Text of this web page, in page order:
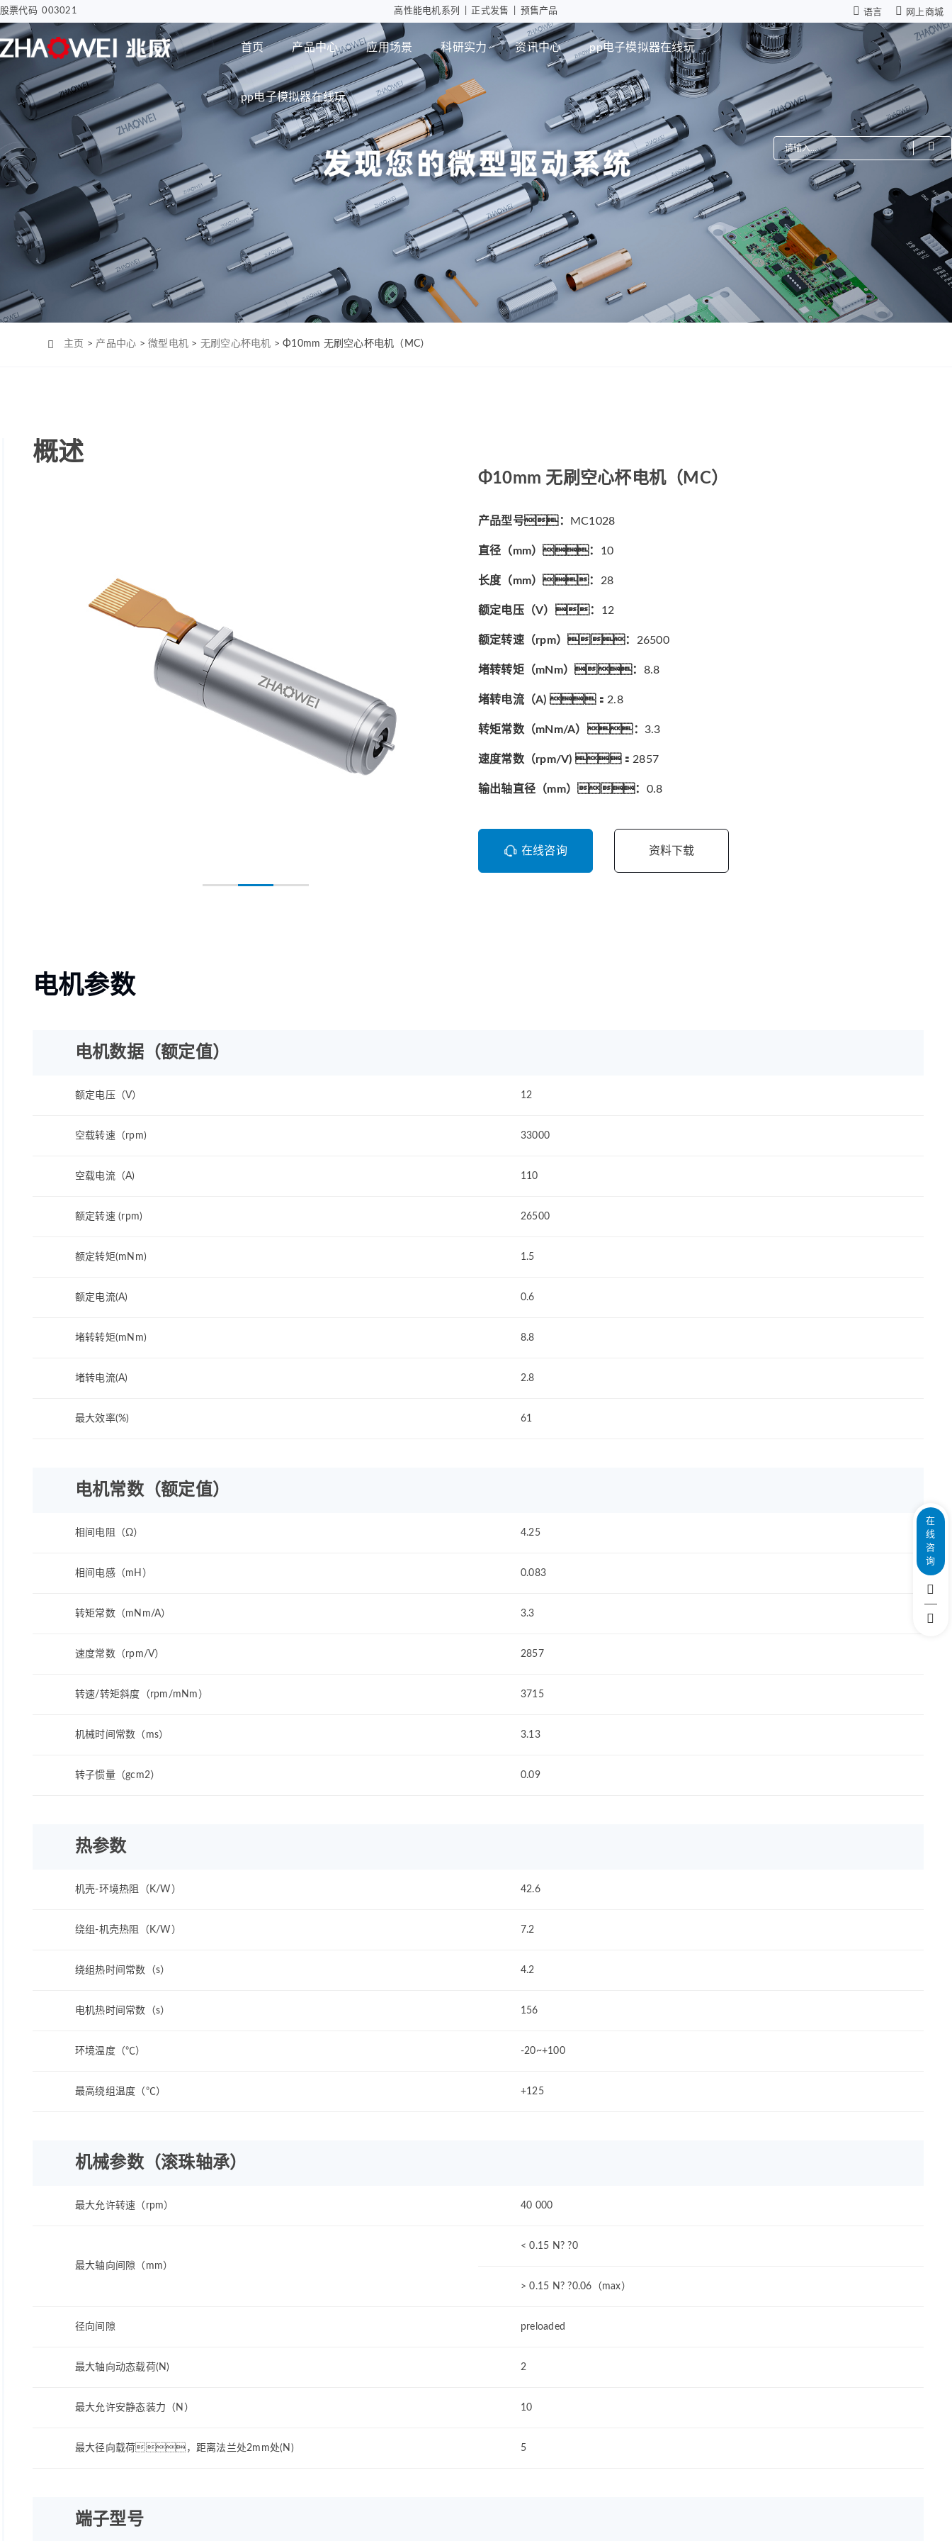
股票代码 003021 高性能电机系列 正式发售 预售产品 语言 网上商城
首页 产品中心
步进电机
电机
拇指并排直线电机
Φ12mm拇指直线电机
Φ12mm掌心直线电
Φ12mm掌心直线电
Φ8mm 编码器
Φ12mm 编码器
Φ22mm 编码器
Φ38mm 编码器
无刷空心杯电机
Φ4mm（MC0408）
Φ6mm（CL0623）
Φ22mm（MC2250）
行星减速箱
PD版本
ZWPD Φ4.3mm系列
ZWPD Φ6mm系列
ZWPD Φ8mm系列
ZWPD Φ10mm系列
ZWPD Φ12mm系列
ZWPD Φ16mm系列
ZWPD Φ20mm系列
MD版本
ZWMD Φ3.4mm系列
ZWMD Φ4.3mm系列
ZWMD Φ6mm系列
ZWMD Φ8mm系列
ZWMD Φ10mm系列
ZWMD Φ12mm系列
ZWMD Φ38mm系列
行星减速箱（高性能版）
ZWSMD Φ4mm系列
ZWSMD Φ6mm系列
ZWSMD Φ8mm系列
ZWSMD Φ10mm系列
ZWSMD Φ12mm系列
ZWSMD Φ16mm系列
ZWSMD Φ19mm系列
零背隙齿轮箱
电路板
应用场景
智能汽车屏幕解决方案
电子驻车MGU
智能尾门伸缩
骨科手术创面清洗泵
胰岛素注射泵
工业自动化
高性能电机应用
智能消费
摄像头模组
微型瞳距调节驱动系统
机器人
仿生机器人灵巧手
科研实力
研发实力 设计实力 智能制造 检测能力
资讯中心
企业动态 展会活动 行业资讯 常见问题
pp电子模拟器在线玩
公司介绍 可持续发展
pp电子模拟器在
pp电子模拟器在线玩
主页 > 产品中心 >微型电机 > 无刷空心杯电机 > Φ10mm 无刷空心杯电机（MC）
概述
Φ10mm 无刷空心杯电机（MC）
产品型号： MC1028
直径（mm）： 10
长度（mm）： 28
额定电压（V）： 12
额定转速（rpm）： 26500
堵转转矩（mNm）： 8.8
堵转电流（A) ： 2.8
转矩常数（mNm/A）： 3.3
速度常数（rpm/V) ： 2857
输出轴直径（mm）： 0.8
在线咨询 资料下载
电机参数
电机数据（额定值）
额定电压（V） 12
空载转速（rpm) 33000
空载电流（A) 110
额定转速 (rpm) 26500
额定转矩(mNm) 1.5
额定电流(A) 0.6
堵转转矩(mNm) 8.8
堵转电流(A) 2.8
最大效率(%) 61
电机常数（额定值）
相间电阻（Ω） 4.25
相间电感（mH） 0.083
转矩常数（mNm/A） 3.3
速度常数（rpm/V） 2857
转速/转矩斜度（rpm/mNm） 3715
机械时间常数（ms） 3.13
转子惯量（gcm2） 0.09
热参数
机壳-环境热阻（K/W） 42.6
绕组-机壳热阻（K/W） 7.2
绕组热时间常数（s） 4.2
电机热时间常数（s） 156
环境温度（℃） -20~+100
最高绕组温度（℃） +125
机械参数（滚珠轴承）
最大允许转速（rpm） 40 000
最大轴向间隙（mm）
< 0.15 N? ?0
> 0.15 N? ?0.06（max）
径向间隙 preloaded
最大轴向动态载荷(N) 2
最大允许安静态装力（N） 10
最大径向载荷，距离法兰处2mm处(N) 5
端子型号
在
线
咨
询